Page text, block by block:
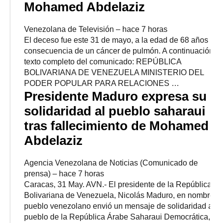
Mohamed Abdelaziz
Venezolana de Televisión – ‎hace 7 horas‎
El deceso fue este 31 de mayo, a la edad de 68 años a
consecuencia de un cáncer de pulmón. A continuación
texto completo del comunicado: REPÚBLICA
BOLIVARIANA DE VENEZUELA MINISTERIO DEL
PODER POPULAR PARA RELACIONES …
Presidente Maduro expresa su
solidaridad al pueblo saharaui
tras fallecimiento de Mohamed
Abdelaziz
Agencia Venezolana de Noticias (Comunicado de
prensa) – ‎hace 7 horas‎
Caracas, 31 May. AVN.- El presidente de la República
Bolivariana de Venezuela, Nicolás Maduro, en nombre
pueblo venezolano envió un mensaje de solidaridad al
pueblo de la República Árabe Saharaui Democrática,